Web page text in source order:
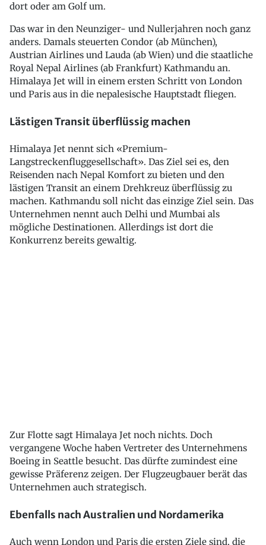
dort oder am Golf um.
Das war in den Neunziger- und Nullerjahren noch ganz
anders. Damals steuerten Condor (ab München),
Austrian Airlines und Lauda (ab Wien) und die staatliche
Royal Nepal Airlines (ab Frankfurt) Kathmandu an.
Himalaya Jet will in einem ersten Schritt von London
und Paris aus in die nepalesische Hauptstadt fliegen.
Lästigen Transit überflüssig machen
Himalaya Jet nennt sich «Premium-
Langstreckenfluggesellschaft». Das Ziel sei es, den
Reisenden nach Nepal Komfort zu bieten und den
lästigen Transit an einem Drehkreuz überflüssig zu
machen. Kathmandu soll nicht das einzige Ziel sein. Das
Unternehmen nennt auch Delhi und Mumbai als
mögliche Destinationen. Allerdings ist dort die
Konkurrenz bereits gewaltig.
Zur Flotte sagt Himalaya Jet noch nichts. Doch
vergangene Woche haben Vertreter des Unternehmens
Boeing in Seattle besucht. Das dürfte zumindest eine
gewisse Präferenz zeigen. Der Flugzeugbauer berät das
Unternehmen auch strategisch.
Ebenfalls nach Australien und Nordamerika
Auch wenn London und Paris die ersten Ziele sind, die